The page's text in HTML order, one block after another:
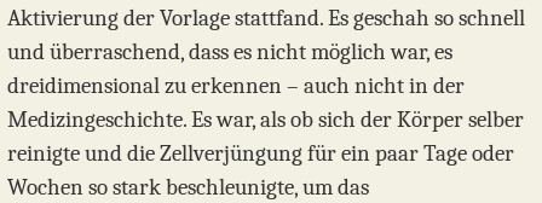
Aktivierung der Vorlage stattfand. Es geschah so schnell
und überraschend, dass es nicht möglich war, es
dreidimensional zu erkennen – auch nicht in der
Medizingeschichte. Es war, als ob sich der Körper selber
reinigte und die Zellverjüngung für ein paar Tage oder
Wochen so stark beschleunigte, um das